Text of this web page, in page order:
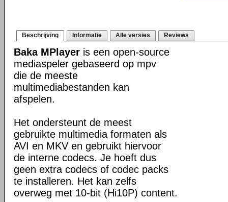
Beschrijving Informatie Alle versies Reviews
Baka MPlayer is een open-source
mediaspeler gebaseerd op mpv
die de meeste
multimediabestanden kan
afspelen.
Het ondersteunt de meest
gebruikte multimedia formaten als
AVI en MKV en gebruikt hiervoor
de interne codecs. Je hoeft dus
geen extra codecs of codec packs
te installeren. Het kan zelfs
overweg met 10-bit (Hi10P) content.